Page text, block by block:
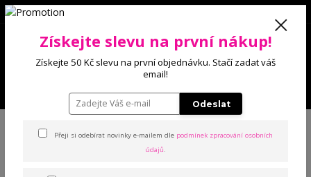
0 Kč
Získejte slevu na první nákup!
Získejte 50 Kč slevu na první objednávku. Stačí zadat váš
email!
Odeslat
Přeji si odebírat novinky e-mailem dle podmínek zpracování osobních
údajů.